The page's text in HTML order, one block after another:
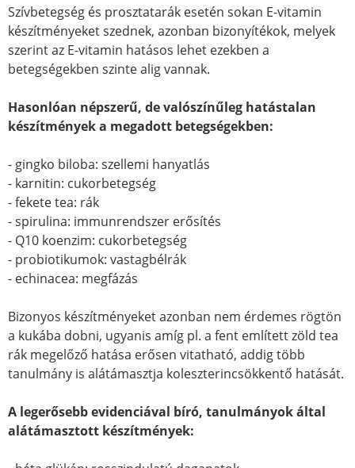
Szívbetegség és prosztatarák esetén sokan E-vitamin
készítményeket szednek, azonban bizonyítékok, melyek
szerint az E-vitamin hatásos lehet ezekben a
betegségekben szinte alig vannak.
Hasonlóan népszerű, de valószínűleg hatástalan
készítmények a megadott betegségekben:
- gingko biloba: szellemi hanyatlás
- karnitin: cukorbetegség
- fekete tea: rák
- spirulina: immunrendszer erősítés
- Q10 koenzim: cukorbetegség
- probiotikumok: vastagbélrák
- echinacea: megfázás
Bizonyos készítményeket azonban nem érdemes rögtön
a kukába dobni, ugyanis amíg pl. a fent említett zöld tea
rák megelőző hatása erősen vitatható, addig több
tanulmány is alátámasztja koleszterincsökkentő hatását.
A legerősebb evidenciával bíró, tanulmányok által
alátámasztott készítmények: